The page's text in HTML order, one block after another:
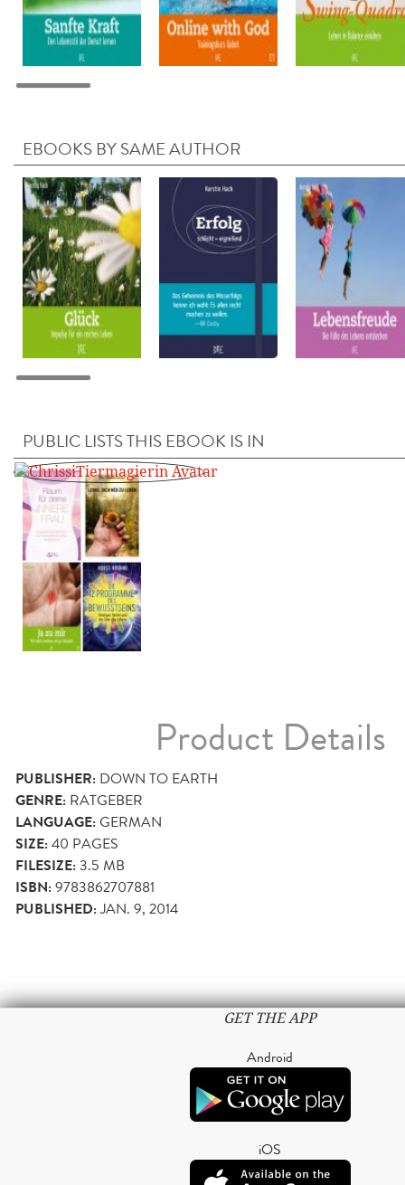
EBOOKS BY SAME AUTHOR
PUBLIC LISTS THIS EBOOK IS IN
Product Details
PUBLISHER: DOWN TO EARTH
GENRE: RATGEBER
LANGUAGE:GERMAN
SIZE:40 PAGES
FILESIZE:3.5 MB
ISBN:9783862707881
PUBLISHED:JAN. 9, 2014
GET THE APP
Android
iOS